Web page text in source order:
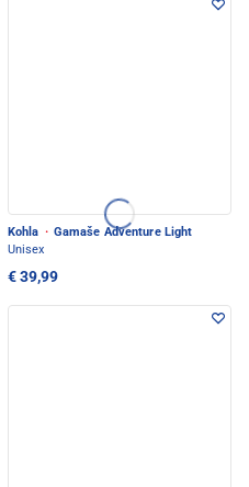
Kohla · Gamaše Adventure Light
Unisex
€ 39,99